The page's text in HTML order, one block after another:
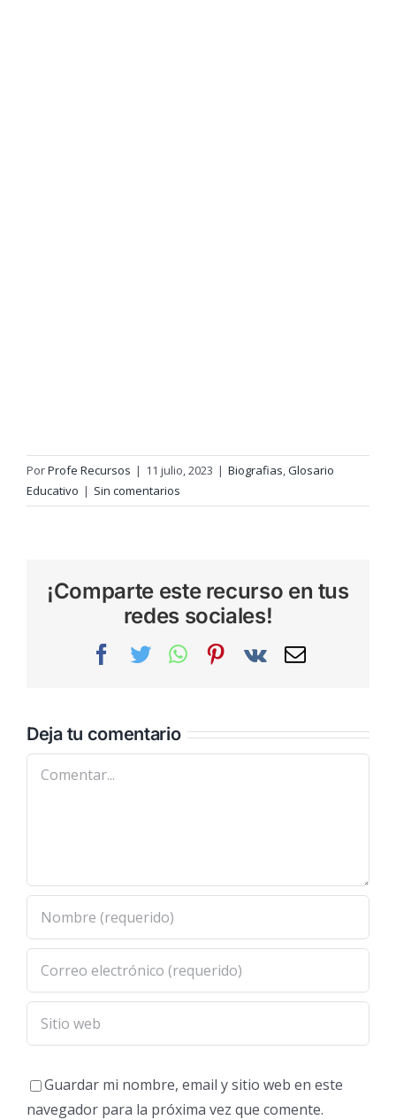
PorProfe Recursos | 11 julio, 2023 | Biografias,Glosario
Educativo | Sin comentarios
¡Comparte este recurso en tus
redes sociales!
Facebook
TwitterWhatsAppPinterest
Vk
Correo
Deja tu comentario
Comentar
Guardar mi nombre, email y sitio web en este
navegador para la próxima vez que comente.